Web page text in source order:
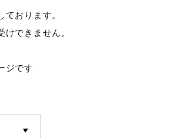
ております。
けできません。
ジです